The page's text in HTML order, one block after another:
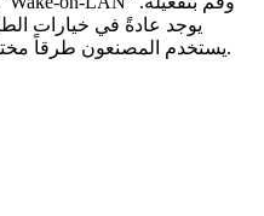
يوجد عادةً في خيارات
يستخدم المصنعون طرقاً مختلفة لبناء البرامج الثابتة الخاصة بهم.